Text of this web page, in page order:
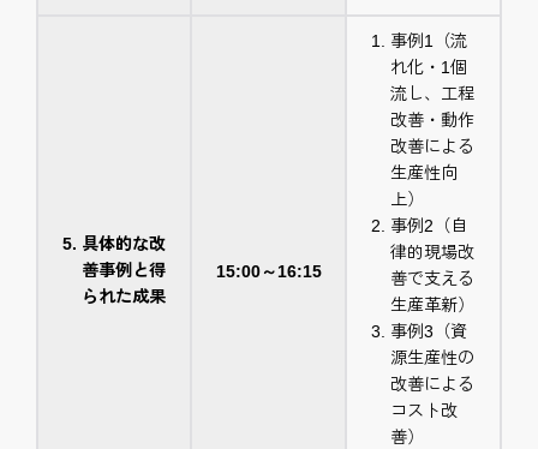
具体的な改
善事例と得
られた成果
15:00～16:15
事例1（流
れ化・1個
流し、工程
改善・動作
改善による
生産性向
上）
事例2（自
律的現場改
善で支える
生産革新）
事例3（資
源生産性の
改善による
コスト改
善）